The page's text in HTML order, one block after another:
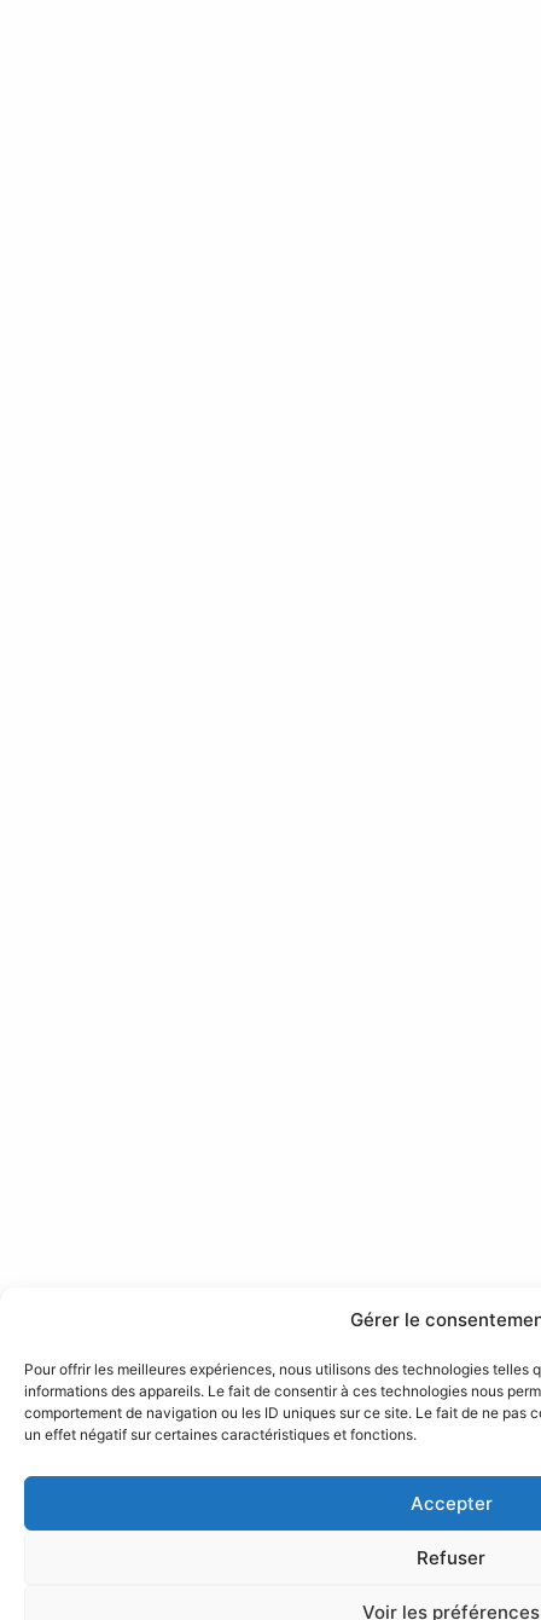
Gérer le
Pour offrir les meilleures expériences, nous utilisons des technologies
informations des appareils. Le fait de consentir à ces technologies nous
comportement de navigation ou les ID uniques sur ce site. Le fait de ne pas
un effet négatif sur certaines caractéristiques et fonctions.
Accepter
Refuser
Voir les préférences